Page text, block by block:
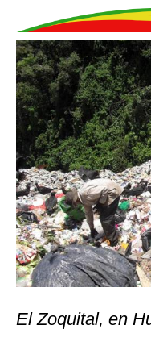
El Zoquital, en